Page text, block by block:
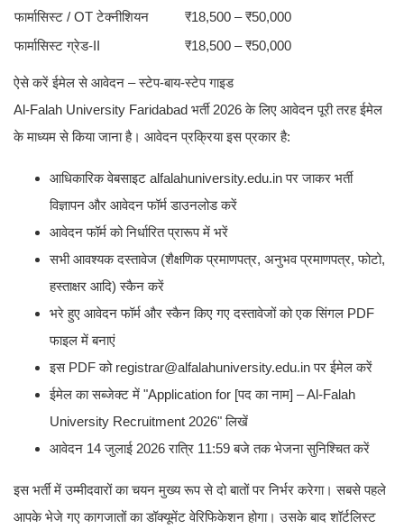
फार्मासिस्ट / OT टेक्नीशियन
₹18,500 – ₹50,000
फार्मासिस्ट ग्रेड-II
₹18,500 – ₹50,000
ऐसे करें ईमेल से आवेदन – स्टेप-बाय-स्टेप गाइड
Al-Falah University Faridabad भर्ती 2026 के लिए आवेदन पूरी तरह ईमेल
के माध्यम से किया जाना है। आवेदन प्रक्रिया इस प्रकार है:
आधिकारिक वेबसाइट alfalahuniversity.edu.in पर जाकर भर्ती
विज्ञापन और आवेदन फॉर्म डाउनलोड करें
आवेदन फॉर्म को निर्धारित प्रारूप में भरें
सभी आवश्यक दस्तावेज (शैक्षणिक प्रमाणपत्र, अनुभव प्रमाणपत्र, फोटो,
हस्ताक्षर आदि) स्कैन करें
भरे हुए आवेदन फॉर्म और स्कैन किए गए दस्तावेजों को एक सिंगल PDF
फाइल में बनाएं
इस PDF को registrar@alfalahuniversity.edu.in पर ईमेल करें
ईमेल का सब्जेक्ट में "Application for [पद का नाम] – Al-Falah
University Recruitment 2026" लिखें
आवेदन 14 जुलाई 2026 रात्रि 11:59 बजे तक भेजना सुनिश्चित करें
इस भर्ती में उम्मीदवारों का चयन मुख्य रूप से दो बातों पर निर्भर करेगा। सबसे पहले
आपके भेजे गए कागजातों का डॉक्यूमेंट वेरिफिकेशन होगा। उसके बाद शॉर्टलिस्ट